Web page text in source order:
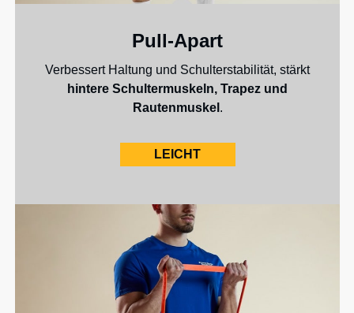
Pull-Apart
Verbessert Haltung und Schulterstabilität, stärkt
hintere Schultermuskeln, Trapez und
Rautenmuskel .
LEICHT